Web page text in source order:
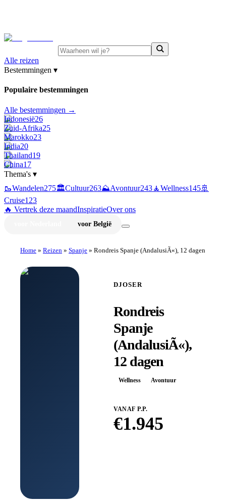
Alle reizen
Bestemmingen ▾
Populaire bestemmingen
Alle bestemmingen →
Indonesië26
Zuid-Afrika25
Marokko23
India20
Thailand19
China17
Thema's ▾
🥾Wandelen275🏛️Cultuur263⛰️Avontuur243🧘Wellness145🚢
Cruise123
🔥 Vertrek deze maandInspiratieOver ons
voor België
Home » Reizen » Spanje » Rondreis Spanje (AndalusiÃ«), 12 dagen
DJOSER
Rondreis
Spanje
(AndalusiÃ«),
12 dagen
Wellness Avontuur
VANAF P.P.
€1.945